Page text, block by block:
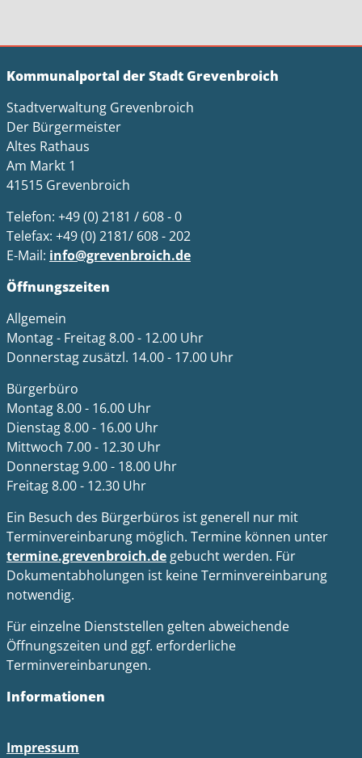
Kommunalportal der Stadt Grevenbroich
Stadtverwaltung Grevenbroich
Der Bürgermeister
Altes Rathaus
Am Markt 1
41515 Grevenbroich
Telefon: +49 (0) 2181 / 608 - 0
Telefax: +49 (0) 2181/ 608 - 202
E-Mail: info@grevenbroich.de
Öffnungszeiten
Allgemein
Montag - Freitag 8.00 - 12.00 Uhr
Donnerstag zusätzl. 14.00 - 17.00 Uhr
Bürgerbüro
Montag 8.00 - 16.00 Uhr
Dienstag 8.00 - 16.00 Uhr
Mittwoch 7.00 - 12.30 Uhr
Donnerstag 9.00 - 18.00 Uhr
Freitag 8.00 - 12.30 Uhr
Ein Besuch des Bürgerbüros ist generell nur mit
Terminvereinbarung möglich. Termine können unter
termine.grevenbroich.de gebucht werden. Für
Dokumentabholungen ist keine Terminvereinbarung
notwendig.
Für einzelne Dienststellen gelten abweichende
Öffnungszeiten und ggf. erforderliche
Terminvereinbarungen.
Informationen
Impressum